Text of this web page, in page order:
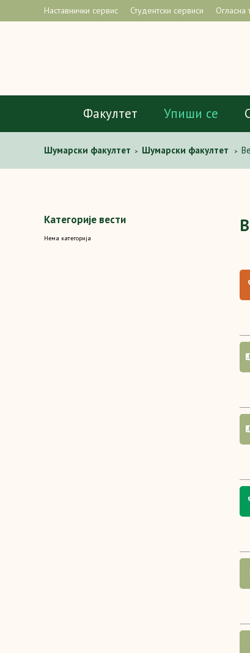
Наставнички сервис Студентски сервиси Огласна
Факултет Упиши се
Шумaрски факултет > Шумарски факултет >
Категорије вести
Нема категорија